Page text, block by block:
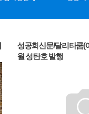
성공회신문/달리타쿰(
월 성탄호 발행